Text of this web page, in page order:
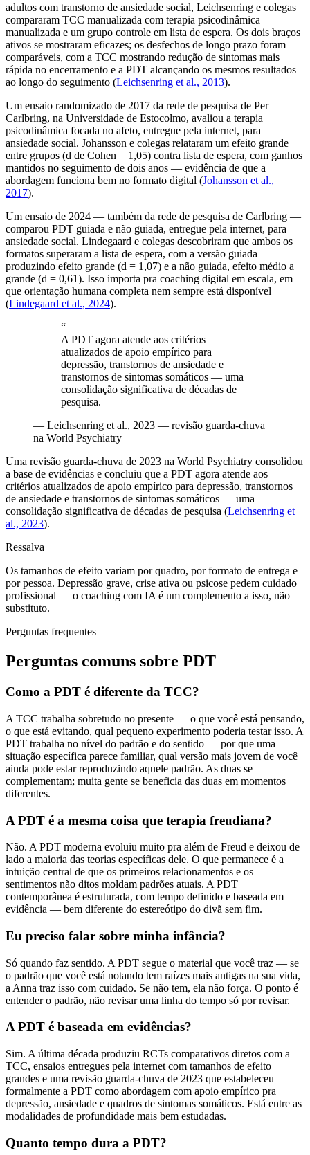
adultos com transtorno de ansiedade social, Leichsenring e colegas
compararam TCC manualizada com terapia psicodinâmica
manualizada e um grupo controle em lista de espera. Os dois braços
ativos se mostraram eficazes; os desfechos de longo prazo foram
comparáveis, com a TCC mostrando redução de sintomas mais
rápida no encerramento e a PDT alcançando os mesmos resultados
ao longo do seguimento (Leichsenring et al., 2013).
Um ensaio randomizado de 2017 da rede de pesquisa de Per
Carlbring, na Universidade de Estocolmo, avaliou a terapia
psicodinâmica focada no afeto, entregue pela internet, para
ansiedade social. Johansson e colegas relataram um efeito grande
entre grupos (d de Cohen = 1,05) contra lista de espera, com ganhos
mantidos no seguimento de dois anos — evidência de que a
abordagem funciona bem no formato digital (Johansson et al.,
2017).
Um ensaio de 2024 — também da rede de pesquisa de Carlbring —
comparou PDT guiada e não guiada, entregue pela internet, para
ansiedade social. Lindegaard e colegas descobriram que ambos os
formatos superaram a lista de espera, com a versão guiada
produzindo efeito grande (d = 1,07) e a não guiada, efeito médio a
grande (d = 0,61). Isso importa pra coaching digital em escala, em
que orientação humana completa nem sempre está disponível
(Lindegaard et al., 2024).
“
A PDT agora atende aos critérios
atualizados de apoio empírico para
depressão, transtornos de ansiedade e
transtornos de sintomas somáticos — uma
consolidação significativa de décadas de
pesquisa.
— Leichsenring et al., 2023 — revisão guarda-chuva
na World Psychiatry
Uma revisão guarda-chuva de 2023 na World Psychiatry consolidou
a base de evidências e concluiu que a PDT agora atende aos
critérios atualizados de apoio empírico para depressão, transtornos
de ansiedade e transtornos de sintomas somáticos — uma
consolidação significativa de décadas de pesquisa (Leichsenring et
al., 2023).
Ressalva
Os tamanhos de efeito variam por quadro, por formato de entrega e
por pessoa. Depressão grave, crise ativa ou psicose pedem cuidado
profissional — o coaching com IA é um complemento a isso, não
substituto.
Perguntas frequentes
Perguntas comuns sobre PDT
Como a PDT é diferente da TCC?
A TCC trabalha sobretudo no presente — o que você está pensando,
o que está evitando, qual pequeno experimento poderia testar isso. A
PDT trabalha no nível do padrão e do sentido — por que uma
situação específica parece familiar, qual versão mais jovem de você
ainda pode estar reproduzindo aquele padrão. As duas se
complementam; muita gente se beneficia das duas em momentos
diferentes.
A PDT é a mesma coisa que terapia freudiana?
Não. A PDT moderna evoluiu muito pra além de Freud e deixou de
lado a maioria das teorias específicas dele. O que permanece é a
intuição central de que os primeiros relacionamentos e os
sentimentos não ditos moldam padrões atuais. A PDT
contemporânea é estruturada, com tempo definido e baseada em
evidência — bem diferente do estereótipo do divã sem fim.
Eu preciso falar sobre minha infância?
Só quando faz sentido. A PDT segue o material que você traz — se
o padrão que você está notando tem raízes mais antigas na sua vida,
a Anna traz isso com cuidado. Se não tem, ela não força. O ponto é
entender o padrão, não revisar uma linha do tempo só por revisar.
A PDT é baseada em evidências?
Sim. A última década produziu RCTs comparativos diretos com a
TCC, ensaios entregues pela internet com tamanhos de efeito
grandes e uma revisão guarda-chuva de 2023 que estabeleceu
formalmente a PDT como abordagem com apoio empírico pra
depressão, ansiedade e quadros de sintomas somáticos. Está entre as
modalidades de profundidade mais bem estudadas.
Quanto tempo dura a PDT?